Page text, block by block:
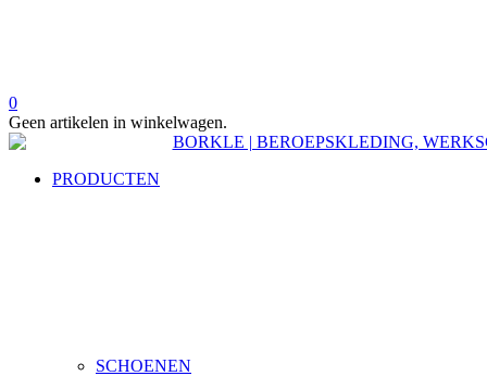
0
Geen artikelen in winkelwagen.
PRODUCTEN
SCHOENEN